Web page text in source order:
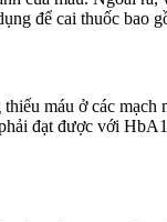
để cai thuốc
máu ở các
đạt được với